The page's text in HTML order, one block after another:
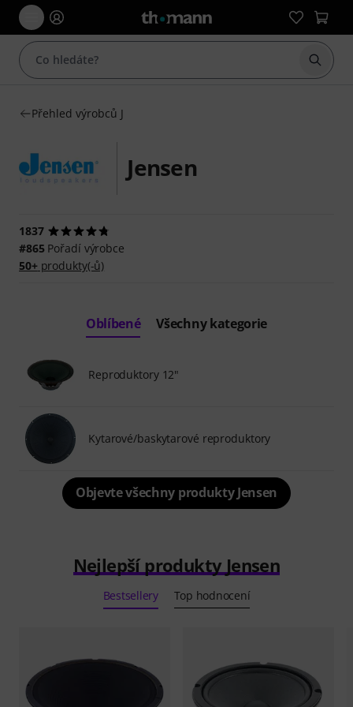
Začít
Přehled výrobců J
Jensen
1837
#865 Pořadí výrobce
50+produkty(-ů)
Oblíbené Všechny kategorie
Reproduktory 12"
Kytarové/baskytarové reproduktory
Objevte všechny produkty Jensen
Nejlepší produkty Jensen
Bestsellery Top hodnocení